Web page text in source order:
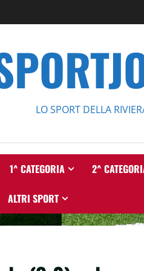
LO SPORT DELLA
1^ CATEGORIA 2^
ALTRI SPORT